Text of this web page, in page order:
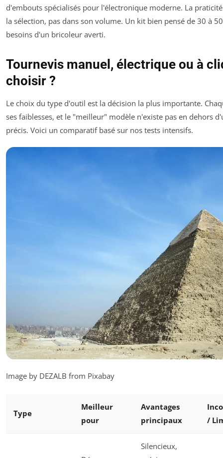
d'embouts spécialisés pour l'électronique moderne. La
la sélection, pas dans son volume. Un kit bien pensé de 30 à
besoins d'un bricoleur averti.
Tournevis manuel, électrique ou à
choisir ?
Le choix du type d'outil est la décision la plus importante.
ses faiblesses, et le "meilleur" modèle n'existe pas en dehors
précis. Voici un comparatif basé sur nos tests intensifs.
Image by DEZALB from Pixabay
Type
Meilleur
pour
Avantages
principaux
/
Silencieux,